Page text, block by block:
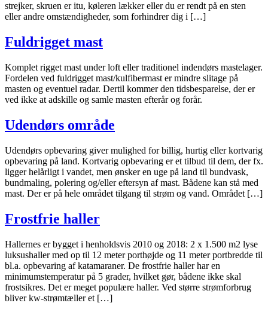
strejker, skruen er itu, køleren lækker eller du er rendt på en sten
eller andre omstændigheder, som forhindrer dig i […]
Fuldrigget mast
Komplet rigget mast under loft eller traditionel indendørs mastelager.
Fordelen ved fuldrigget mast/kulfibermast er mindre slitage på
masten og eventuel radar. Dertil kommer den tidsbesparelse, der er
ved ikke at adskille og samle masten efterår og forår.
Udendørs område
Udendørs opbevaring giver mulighed for billig, hurtig eller kortvarig
opbevaring på land. Kortvarig opbevaring er et tilbud til dem, der fx.
ligger helårligt i vandet, men ønsker en uge på land til bundvask,
bundmaling, polering og/eller eftersyn af mast. Bådene kan stå med
mast. Der er på hele området tilgang til strøm og vand. Området […]
Frostfrie haller
Hallernes er bygget i henholdsvis 2010 og 2018: 2 x 1.500 m2 lyse
luksushaller med op til 12 meter porthøjde og 11 meter portbredde til
bl.a. opbevaring af katamaraner. De frostfrie haller har en
minimumstemperatur på 5 grader, hvilket gør, bådene ikke skal
frostsikres. Det er meget populære haller. Ved større strømforbrug
bliver kw-strømtæller et […]